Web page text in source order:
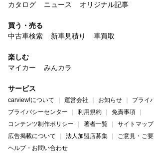
カタログ
ニュース オリジナル記事
買う・売る
中古車検索
新車見積り 車買取
楽しむ
マイカー
みんカラ
サービス
carview!について 運営会社 お知らせ
プライ
プライバシーセンター
利用規約
免責事項
コンテンツ制作ポリシー
著者一覧
サイトマップ
広告掲載について
法人加盟店募集
ご意見・ご
ヘルプ・お問い合わせ